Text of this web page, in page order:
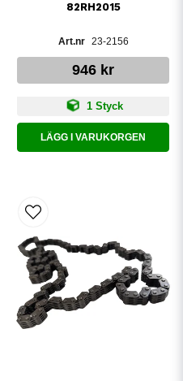
82RH2015
23-2156
946 kr
1 Styck
LÄGG I VARUKORGEN